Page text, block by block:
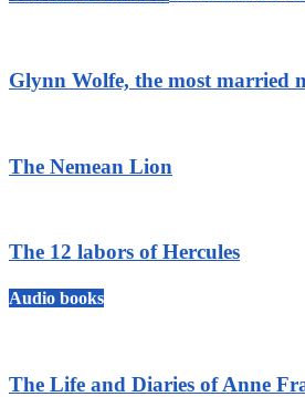
Glynn Wolfe, the most married
The Nemean Lion
The 12 labors of Hercules
Audio books
The Life and Diaries of Anne